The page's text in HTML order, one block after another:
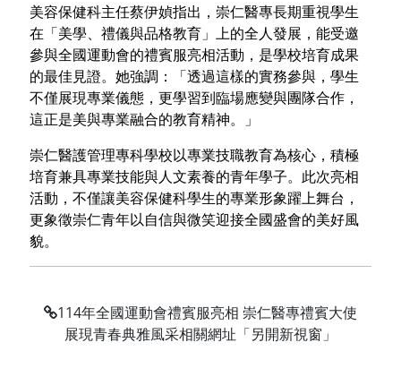
美容保健科主任蔡伊媜指出，崇仁醫專長期重視學生
在「美學、禮儀與品格教育」上的全人發展，能受邀
參與全國運動會的禮賓服亮相活動，是學校培育成果
的最佳見證。她強調：「透過這樣的實務參與，學生
不僅展現專業儀態，更學習到臨場應變與團隊合作，
這正是美與專業融合的教育精神。」
崇仁醫護管理專科學校以專業技職教育為核心，積極
培育兼具專業技能與人文素養的青年學子。此次亮相
活動，不僅讓美容保健科學生的專業形象躍上舞台，
更象徵崇仁青年以自信與微笑迎接全國盛會的美好風
貌。
114年全國運動會禮賓服亮相 崇仁醫專禮賓大使
展現青春典雅風采相關網址「另開新視窗」